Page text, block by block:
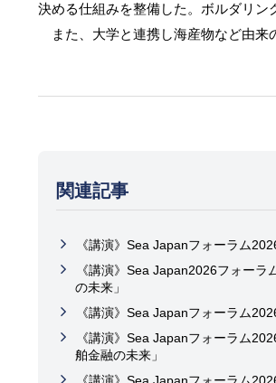
決める仕組みを整備した。ボルダリン
また、大学と連携し海産物など由来
関連記事
《講演》Sea Japanフォーラム
《講演》Sea Japan2026フォー
の未来」
《講演》Sea Japanフォーラム
《講演》Sea Japanフォーラム
舶金融の未来」